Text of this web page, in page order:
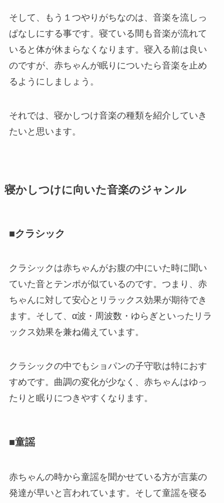
そして、もう１つやりがちなのは、音楽を流しっ
ぱなしにする事です。寝ている間も音楽が流れて
いると体が休まらなくなります。寝入る前は良い
のですが、赤ちゃんが眠りについたら音楽を止め
るようにしましょう。
それでは、寝かしつけ音楽の種類を紹介していき
たいと思います。
寝かしつけに向いた音楽のジャンル
■クラシック
クラシックは赤ちゃんがお腹の中にいた時に聞い
ていた音とテンポが似ているのです。つまり、赤
ちゃんに対して安心とリラックス効果が期待でき
ます。そして、α波・周波数・ゆらぎといったリラ
ックス効果を兼ね備えています。
クラシックの中でもショパンの子守歌は特におす
すめです。曲調の変化が少なく、赤ちゃんはゆっ
たりと眠りにつきやすくなります。
■童謡
赤ちゃんの時から童謡を聞かせている方が言葉の
発達が早いと言われています。そして童謡を寝る